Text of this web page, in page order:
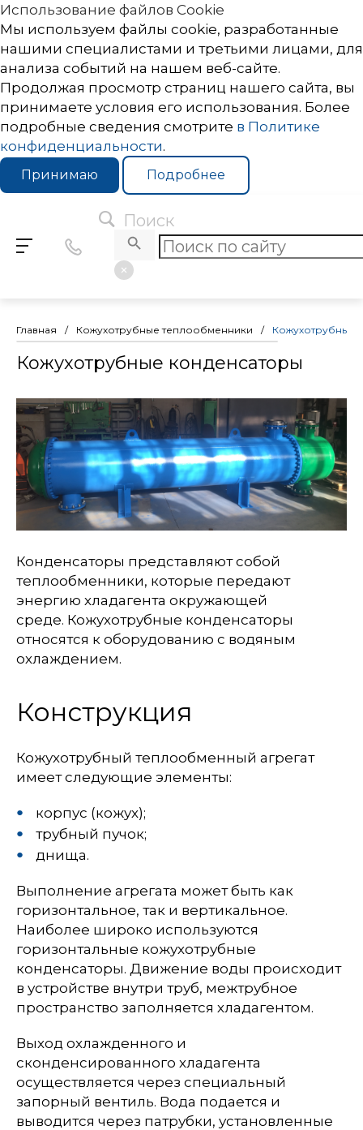
Использование файлов Cookie
Мы используем файлы cookie, разработанные
нашими специалистами и третьими лицами, для
анализа событий на нашем веб-сайте.
Продолжая просмотр страниц нашего сайта, вы
принимаете условия его использования. Более
подробные сведения смотрите в Политике
конфиденциальности.
Принимаю Подробнее
Поиск
Главная / Кожухотрубные теплообменники / Кожухотрубные
Кожухотрубные конденсаторы
Конденсаторы представляют собой
теплообменники, которые передают
энергию хладагента окружающей
среде. Кожухотрубные конденсаторы
относятся к оборудованию с водяным
охлаждением.
Конструкция
Кожухотрубный теплообменный агрегат
имеет следующие элементы:
корпус (кожух);
трубный пучок;
днища.
Выполнение агрегата может быть как
горизонтальное, так и вертикальное.
Наиболее широко используются
горизонтальные кожухотрубные
конденсаторы. Движение воды происходит
в устройстве внутри труб, межтрубное
пространство заполняется хладагентом.
Выход охлажденного и
сконденсированного хладагента
осуществляется через специальный
запорный вентиль. Вода подается и
выводится через патрубки, установленные